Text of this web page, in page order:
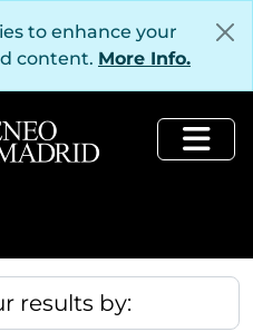
to enhance your
content. More Info.
results by: